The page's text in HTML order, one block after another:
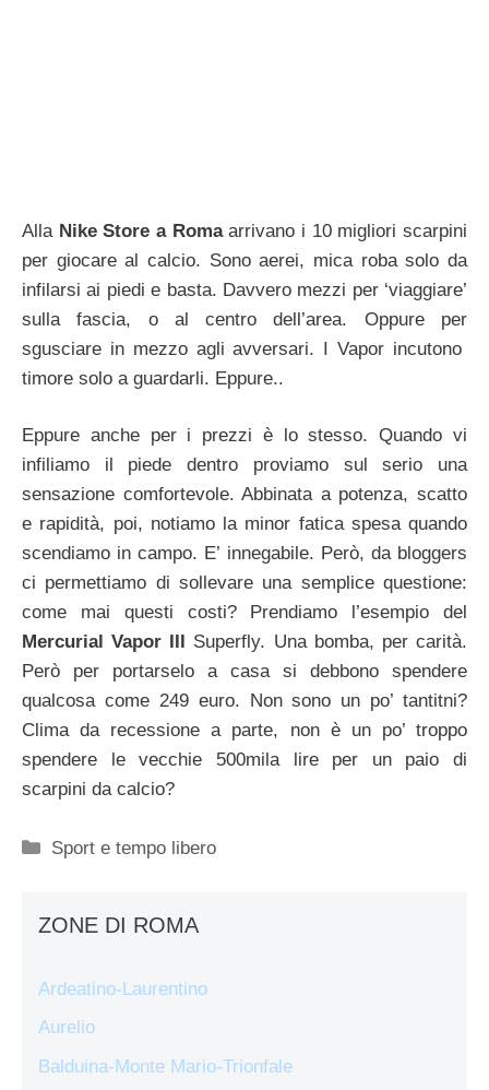
Alla Nike Store a Romaarrivano i 10 migliori scarpini
per giocare al calcio. Sono aerei, mica roba solo da
infilarsi ai piedi e basta. Davvero mezzi per ‘viaggiare’
sulla fascia, o al centro dell’area. Oppure per
sgusciare in mezzo agli avversari. I Vapor incutono
timore solo a guardarli. Eppure..
Eppure anche per i prezzi è lo stesso. Quando vi
infiliamo il piede dentro proviamo sul serio una
sensazione comfortevole. Abbinata a potenza, scatto
e rapidità, poi, notiamo la minor fatica spesa quando
scendiamo in campo. E’ innegabile. Però, da bloggers
ci permettiamo di sollevare una semplice questione:
come mai questi costi? Prendiamo l’esempio del
Mercurial Vapor III
Superfly. Una bomba, per carità.
Però per portarselo a casa si debbono spendere
qualcosa come 249 euro. Non sono un po’ tantitni?
Clima da recessione a parte, non è un po’ troppo
spendere le vecchie 500mila lire per un paio di
scarpini da calcio?
Categorie
Sport e tempo libero
ZONE DI ROMA
Ardeatino-Laurentino
Aurelio
Balduina-Monte Mario-Trionfale